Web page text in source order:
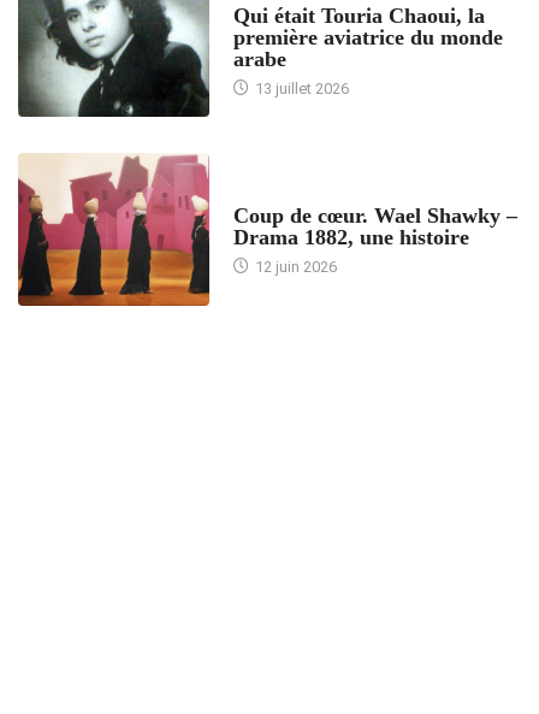
Qui était Touria Chaoui, la
première aviatrice du monde
arabe
13 juillet 2026
Coup de cœur. Wael Shawky –
Drama 1882, une histoire
12 juin 2026